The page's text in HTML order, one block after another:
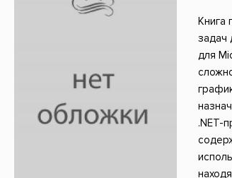
литература
Книга
задач
для
.NET-